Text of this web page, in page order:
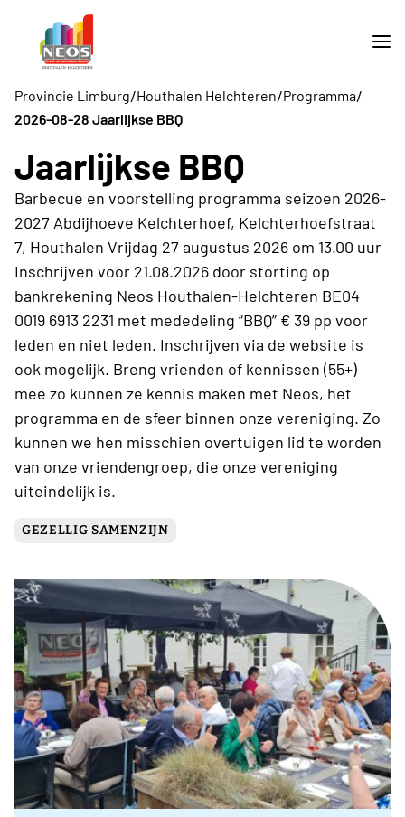
Provincie Limburg/Houthalen Helchteren/Programma/
2026-08-28 Jaarlijkse BBQ
Jaarlijkse BBQ
Barbecue en voorstelling programma seizoen 2026-
2027 Abdijhoeve Kelchterhoef, Kelchterhoefstraat
7, Houthalen Vrijdag 27 augustus 2026 om 13.00 uur
Inschrijven voor 21.08.2026 door storting op
bankrekening Neos Houthalen-Helchteren BE04
0019 6913 2231 met mededeling “BBQ” € 39 pp voor
leden en niet leden. Inschrijven via de website is
ook mogelijk. Breng vrienden of kennissen (55+)
mee zo kunnen ze kennis maken met Neos, het
programma en de sfeer binnen onze vereniging. Zo
kunnen we hen misschien overtuigen lid te worden
van onze vriendengroep, die onze vereniging
uiteindelijk is.
GEZELLIG SAMENZIJN